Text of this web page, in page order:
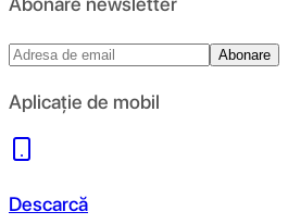
Abonare
Aplicație de mobil
Descarcă